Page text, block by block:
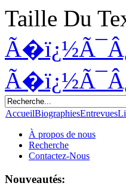
Taille Du
AccueilBiographiesEntrevues
À propos de nous
Recherche
Contactez-Nous
Nouveautés: